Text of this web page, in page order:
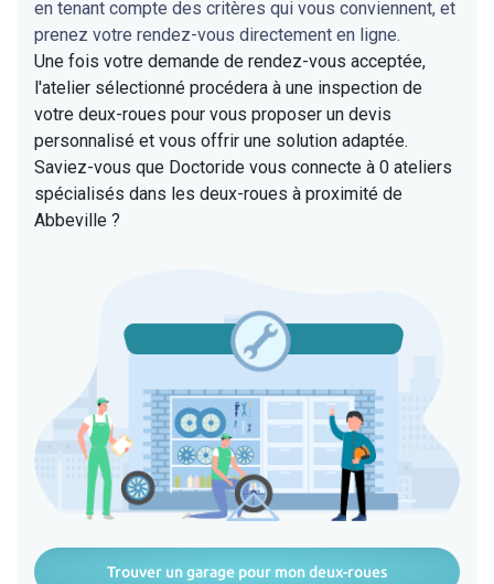
en tenant compte des critères qui vous conviennent, et
prenez votre rendez-vous directement en ligne.
Une fois votre demande de rendez-vous acceptée,
l'atelier sélectionné procédera à une inspection de
votre deux-roues pour vous proposer un devis
personnalisé et vous offrir une solution adaptée.
Saviez-vous que Doctoride vous connecte à 0 ateliers
spécialisés dans les deux-roues à proximité de
Abbeville ?
Trouver un garage pour mon deux-roues